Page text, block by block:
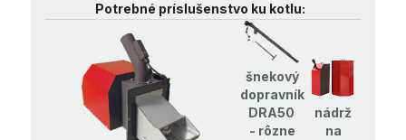
Potrebné príslušenstvo ku kotlu:
šnekový
dopravník
DRA50
- rôzne
nádrž
na